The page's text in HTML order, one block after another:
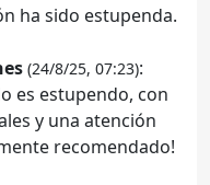
ha sido estupenda.
(24/8/25, 07:23):
es estupendo, con
y una atención
recomendado!